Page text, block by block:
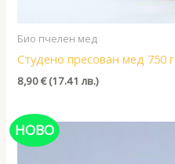
Био пчелен мед
Студено пресован мед 750 г
8,90€(17.41 лв.)
НОВО